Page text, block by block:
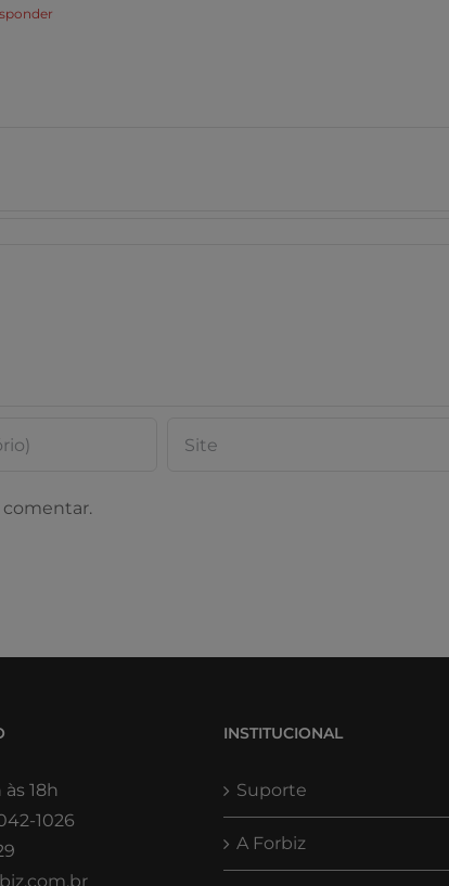
comentar.
às 18h
1026
INSTITUCIONAL
Suporte
A Forbiz